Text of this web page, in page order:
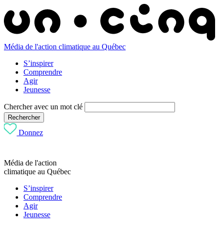
Média de l'action climatique au Québec
S’inspirer
Comprendre
Agir
Jeunesse
Chercher avec un mot clé
Rechercher
Donnez
Média de l'action
climatique au Québec
S’inspirer
Comprendre
Agir
Jeunesse